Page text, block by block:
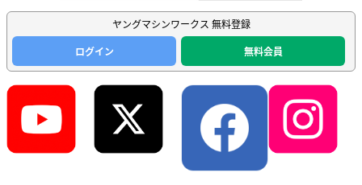
ヤングマシンワークス 無料登録
ログイン
無料会員